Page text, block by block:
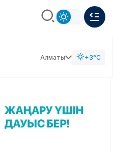
Алматы +3°C